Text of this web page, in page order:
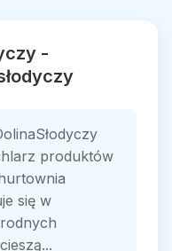
-
produktów
się w